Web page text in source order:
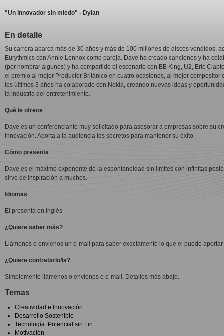
"Un innovador sin miedo" - Dylan
En detalle
Su carrera abarca más de 30 años y más de 100 millones de discos vendidos,
Eurythmics con Annie Lennox como pareja. Dave ha creado canciones y ha
(por nombrar algunos) y ha compartido el escenario con BB King, U2, Eric
el premio al mejor Productor Británico en cuatro ocasiones, al mejor compositor
los últimos 3 años ha colaborado con Nokia, creando nuevas ideas y
la industria del entretenimiento.
Qué le ofrece
Dave es un conferenciante muy solicitado para asesorar a empresas sobre su
innovación. Aporta a la audiencia los secretos para mantener su éxito.
Cómo presenta
Dave es el máximo exponente de la espontaneidad sin límites con infinitas
sirve de inspiración a muchos.
Idiomas
El presenta en inglés
¿Quiere saber más?
Llámenos o envienos un e-mail para saber exactamente lo que el puede
¿Quiere contratarlo/la?
Simplemente llámenos o envíenos o e-mail. Detalles más abajo.
Temas
Creatividad e Innovación
Desarrollo Sostenible
Tecnología: Potencial sin Fin
Motivación